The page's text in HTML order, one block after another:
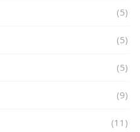
(5)
(5)
(5)
(9)
(11)